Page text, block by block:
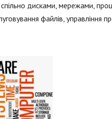
спільно дисками, мережами,
файлів, управління